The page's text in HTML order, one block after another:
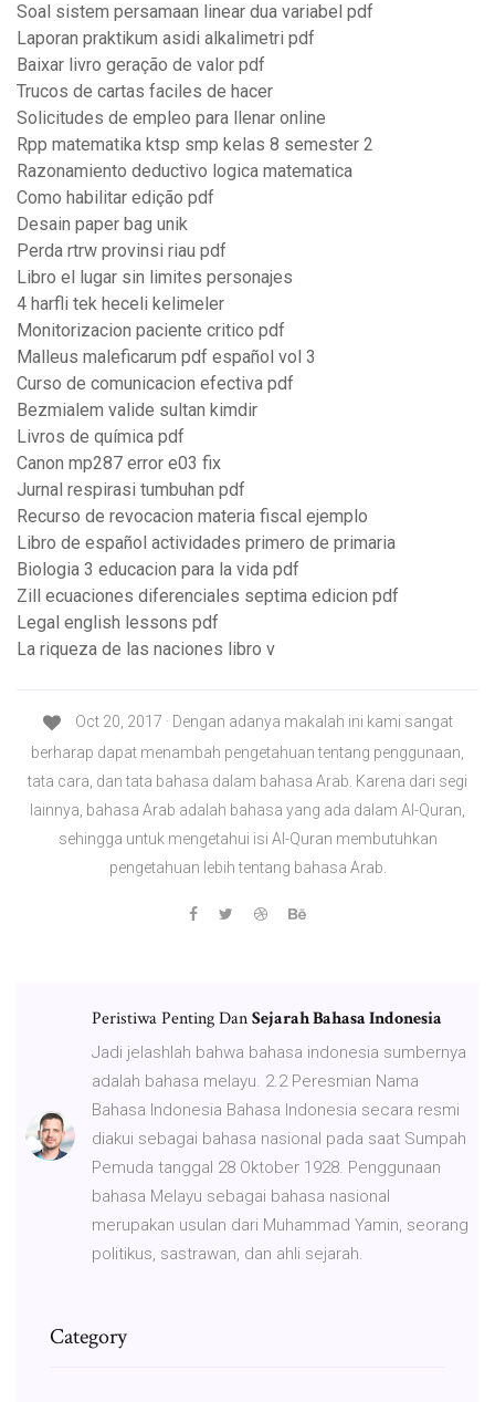
Soal sistem persamaan linear dua variabel pdf
Laporan praktikum asidi alkalimetri pdf
Baixar livro geração de valor pdf
Trucos de cartas faciles de hacer
Solicitudes de empleo para llenar online
Rpp matematika ktsp smp kelas 8 semester 2
Razonamiento deductivo logica matematica
Como habilitar edição pdf
Desain paper bag unik
Perda rtrw provinsi riau pdf
Libro el lugar sin limites personajes
4 harfli tek heceli kelimeler
Monitorizacion paciente critico pdf
Malleus maleficarum pdf español vol 3
Curso de comunicacion efectiva pdf
Bezmialem valide sultan kimdir
Livros de química pdf
Canon mp287 error e03 fix
Jurnal respirasi tumbuhan pdf
Recurso de revocacion materia fiscal ejemplo
Libro de español actividades primero de primaria
Biologia 3 educacion para la vida pdf
Zill ecuaciones diferenciales septima edicion pdf
Legal english lessons pdf
La riqueza de las naciones libro v
Oct 20, 2017 · Dengan adanya makalah ini kami sangat
berharap dapat menambah pengetahuan tentang penggunaan,
tata cara, dan tata bahasa dalam bahasa Arab. Karena dari segi
lainnya, bahasa Arab adalah bahasa yang ada dalam Al-Quran,
sehingga untuk mengetahui isi Al-Quran membutuhkan
pengetahuan lebih tentang bahasa Arab.
Peristiwa Penting DanSejarah Bahasa Indonesia
Jadi jelashlah bahwa bahasa indonesia sumbernya
adalah bahasa melayu. 2.2 Peresmian Nama
Bahasa Indonesia Bahasa Indonesia secara resmi
diakui sebagai bahasa nasional pada saat Sumpah
Pemuda tanggal 28 Oktober 1928. Penggunaan
bahasa Melayu sebagai bahasa nasional
merupakan usulan dari Muhammad Yamin, seorang
politikus, sastrawan, dan ahli sejarah.
Category